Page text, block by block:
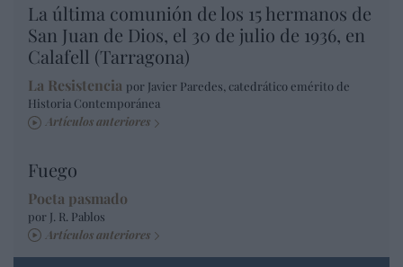
La última comunión de los 15 hermanos de
San Juan de Dios, el 30 de julio de 1936, en
Calafell (Tarragona)
La Resistencia por Javier Paredes, catedrático emérito de
Historia Contemporánea
Artículos anteriores
Fuego
Poeta pasmado
por J. R. Pablos
Artículos anteriores